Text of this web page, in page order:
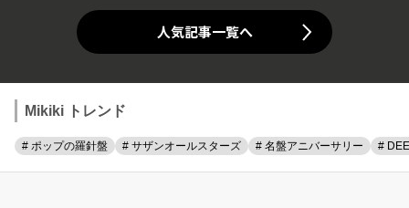
人気記事一覧へ
Mikiki トレンド
# ポップの羅針盤 # サザンオールスターズ # 名盤アニバーサリー #